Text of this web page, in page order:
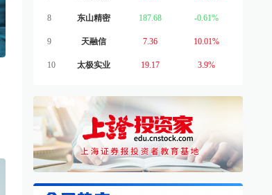
8 东山精密 187.68 -0.61%
9 天融信 7.36 10.01%
10 太极实业 19.17 3.9%